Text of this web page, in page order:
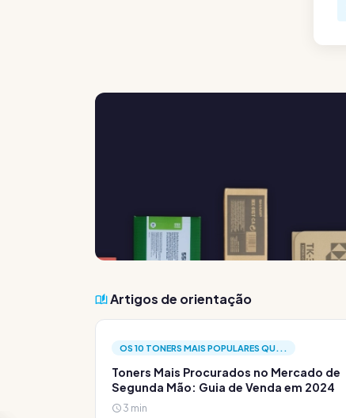
Artigos de orientação
OS 10 TONERS MAIS POPULARES QU...
Toners Mais Procurados no Mercado de
Segunda Mão: Guia de Venda em 2024
3 min